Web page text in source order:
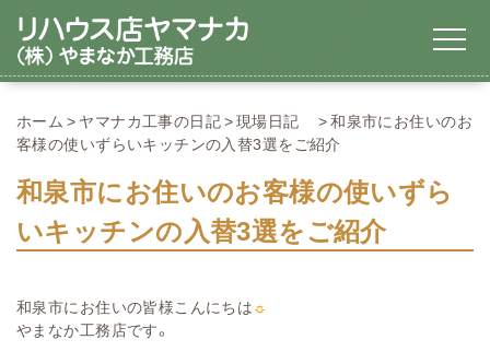
ホーム ヤマナカ工事の日記 現場日記
和泉市にお住いのお
客様の使いずらいキッチンの入替3選をご紹介
和泉市にお住いのお客様の使いずら
いキッチンの入替3選をご紹介
和泉市にお住いの皆様こんにちは☼
やまなか工務店です。